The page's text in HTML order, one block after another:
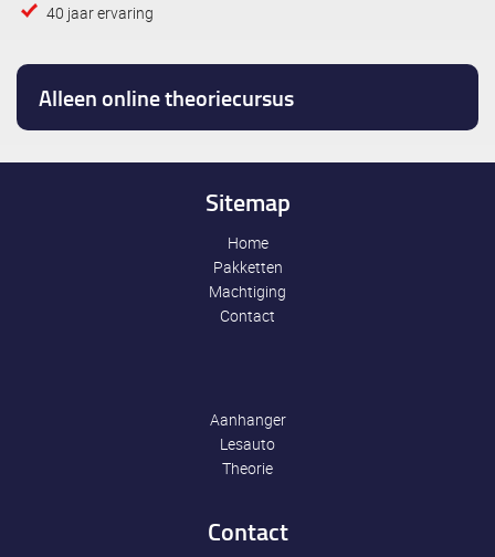
40 jaar ervaring
Alleen online theoriecursus
Sitemap
Home
Pakketten
Machtiging
Contact
Aanhanger
Lesauto
Theorie
Contact